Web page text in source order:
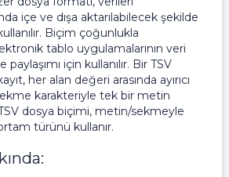
içe ve dışa aktarılabilecek şekilde
Biçim çoğunlukla
tablo uygulamalarının veri
paylaşımı için kullanılır. Bir TSV
her alan değeri arasında ayırıcı
karakteriyle tek bir metin
TSV dosya biçimi, metin/sekmeyle
türünü kullanır.